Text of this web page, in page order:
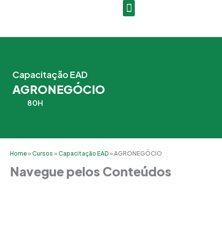
Capacitação EAD
AGRONEGÓCIO
80H
Home»Cursos »Capacitação EAD»AGRONEGÓCIO
Navegue pelos Conteúdos